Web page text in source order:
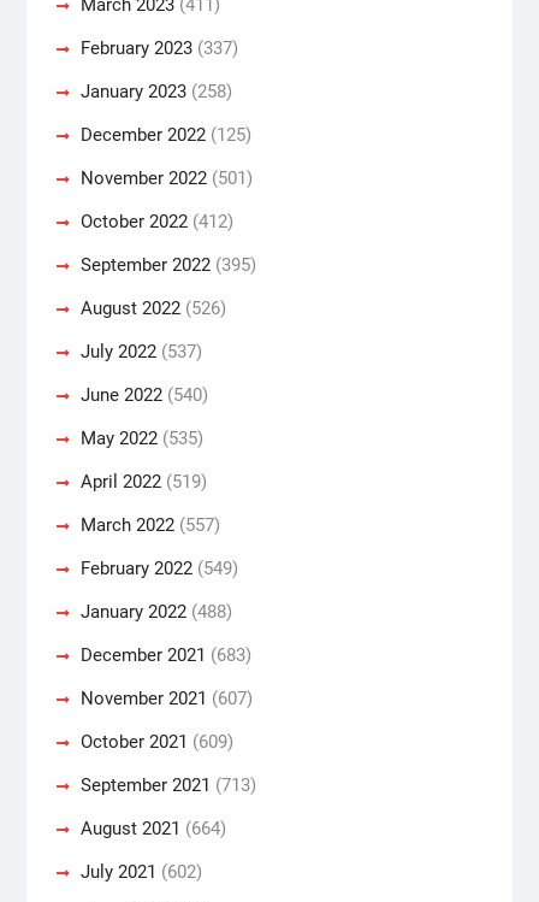
February 2023(337)
January 2023(258)
December 2022(125)
November 2022(501)
October 2022(412)
September 2022(395)
August 2022(526)
July 2022(537)
June 2022(540)
May 2022(535)
April 2022(519)
March 2022(557)
February 2022(549)
January 2022(488)
December 2021 (683)
November 2021 (607)
October 2021 (609)
September 2021 (713)
August 2021 (664)
July 2021 (602)